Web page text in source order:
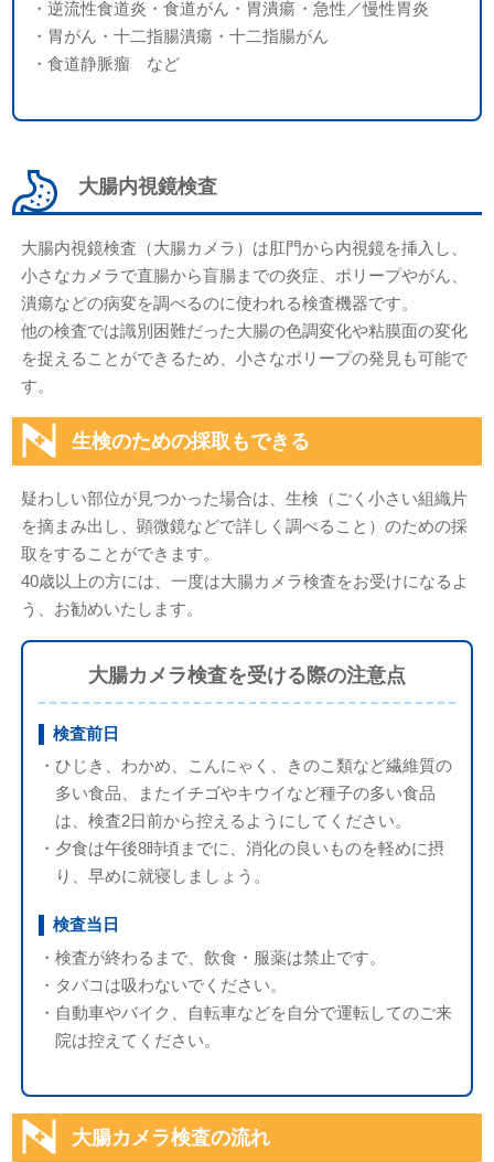
・逆流性食道炎・食道がん・胃潰瘍・急性／慢性胃炎
・胃がん・十二指腸潰瘍・十二指腸がん
・食道静脈瘤 など
大腸内視鏡検査
大腸内視鏡検査（大腸カメラ）は肛門から内視鏡を挿入し、
小さなカメラで直腸から盲腸までの炎症、ポリープやがん、
潰瘍などの病変を調べるのに使われる検査機器です。
他の検査では識別困難だった大腸の色調変化や粘膜面の変化
を捉えることができるため、小さなポリープの発見も可能で
す。
生検のための採取もできる
疑わしい部位が見つかった場合は、生検（ごく小さい組織片
を摘まみ出し、顕微鏡などで詳しく調べること）のための採
取をすることができます。
40歳以上の方には、一度は大腸カメラ検査をお受けになるよ
う、お勧めいたします。
大腸カメラ検査を受ける際の注意点
検査前日
・ひじき、わかめ、こんにゃく、きのこ類など繊維質の
多い食品、またイチゴやキウイなど種子の多い食品
は、検査2日前から控えるようにしてください。
・夕食は午後8時頃までに、消化の良いものを軽めに摂
り、早めに就寝しましょう。
検査当日
・検査が終わるまで、飲食・服薬は禁止です。
・タバコは吸わないでください。
・自動車やバイク、自転車などを自分で運転してのご来
院は控えてください。
大腸カメラ検査の流れ